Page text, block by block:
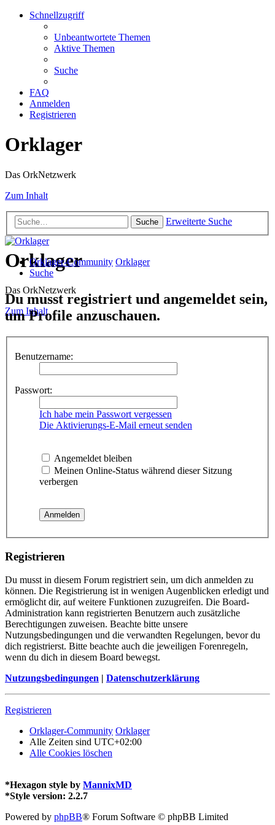
Schnellzugriff
Unbeantwortete Themen
Aktive Themen
Suche
FAQ
Anmelden
Registrieren
Orklager
Das OrkNetzwerk
Zum Inhalt
Suche Erweiterte Suche
Orklager
Das OrkNetzwerk
Zum Inhalt
Orklager-Community Orklager
Suche
Du musst registriert und angemeldet sein,
um Profile anzuschauen.
Benutzername:
Passwort:
Ich habe mein Passwort vergessen
Die Aktivierungs-E-Mail erneut senden
Angemeldet bleiben
Meinen Online-Status während dieser Sitzung
verbergen
Registrieren
Du musst in diesem Forum registriert sein, um dich anmelden zu
können. Die Registrierung ist in wenigen Augenblicken erledigt und
ermöglicht dir, auf weitere Funktionen zuzugreifen. Die Board-
Administration kann registrierten Benutzern auch zusätzliche
Berechtigungen zuweisen. Beachte bitte unsere
Nutzungsbedingungen und die verwandten Regelungen, bevor du
dich registrierst. Bitte beachte auch die jeweiligen Forenregeln,
wenn du dich in diesem Board bewegst.
Nutzungsbedingungen | Datenschutzerklärung
Registrieren
Orklager-Community Orklager
Alle Zeiten sind UTC+02:00
Alle Cookies löschen
*Hexagon style by MannixMD
*Style version: 2.2.7
Powered by phpBB® Forum Software © phpBB Limited